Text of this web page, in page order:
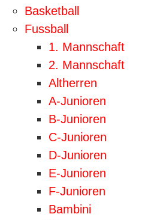
Basketball
Fussball
1. Mannschaft
2. Mannschaft
Altherren
A-Junioren
B-Junioren
C-Junioren
D-Junioren
E-Junioren
F-Junioren
Bambini